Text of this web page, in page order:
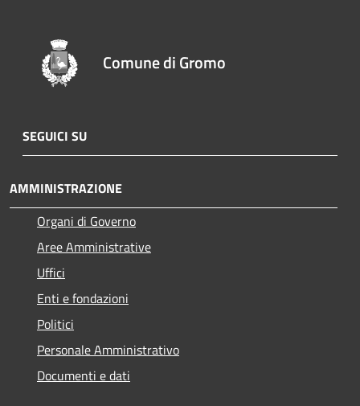
Comune di Gromo
SEGUICI SU
AMMINISTRAZIONE
Organi di Governo
Aree Amministrative
Uffici
Enti e fondazioni
Politici
Personale Amministrativo
Documenti e dati